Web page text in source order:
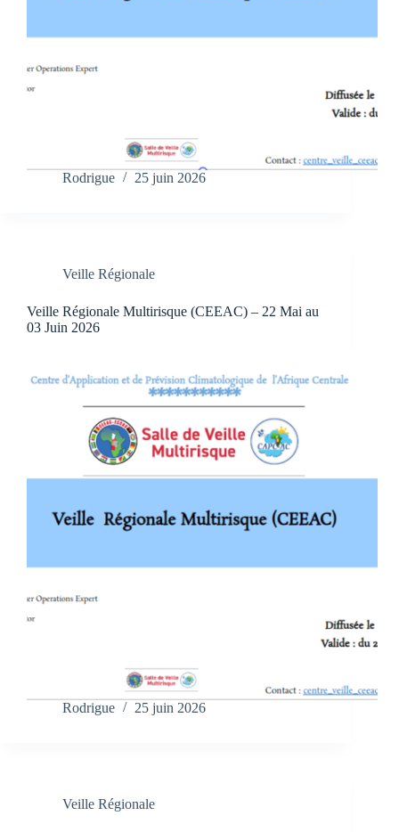
Rodrigue 25 juin 2026
Veille Régionale
Veille Régionale Multirisque (CEEAC) – 22 Mai au
03 Juin 2026
Rodrigue 25 juin 2026
Veille Régionale